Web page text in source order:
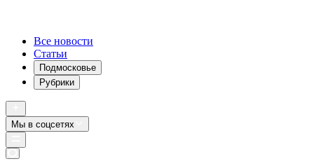
Все новости
Статьи
Подмосковье
Рубрики
Мы в соцсетях